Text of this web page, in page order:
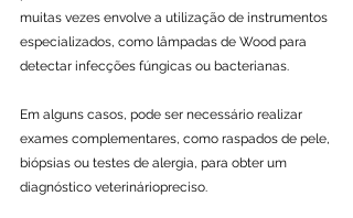
muitas vezes envolve a utilização de instrumentos
especializados, como lâmpadas de Wood para
detectar infecções fúngicas ou bacterianas.
Em alguns casos, pode ser necessário realizar
exames complementares, como raspados de pele,
biópsias ou testes de alergia, para obter um
diagnóstico veterináriopreciso.